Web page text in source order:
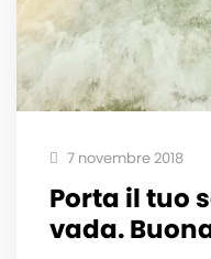
7 novembre 2018
Porta il tuo
vada.